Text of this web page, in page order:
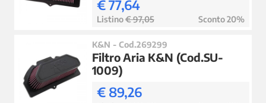
€ 77,64
Listino€ 97,05 Sconto 20%
K&N - Cod.269299
Filtro Aria K&N (Cod.SU-
1009)
€ 89,26